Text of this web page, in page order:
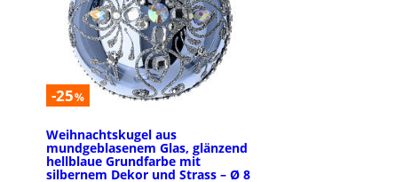
-25%
Weihnachtskugel aus
mundgeblasenem Glas, glänzend
hellblaue Grundfarbe mit
silbernem Dekor und Strass – Ø 8